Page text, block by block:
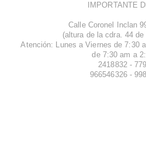
IMPORTANTE
Calle Coronel Inclan
(altura de la cdra. 44
Atención: Lunes a Viernes de 7:30
de 7:30 am a
2418832 -
966546326 -